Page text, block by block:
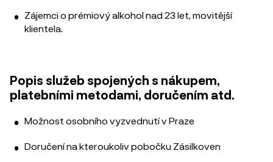
Zájemci o prémiový alkohol nad 23 let, movitější
klientela.
Popis služeb spojených s nákupem,
platebními metodami, doručením atd.
Možnost osobního vyzvednutí v Praze
Doručení na kteroukoliv pobočku Zásilkoven